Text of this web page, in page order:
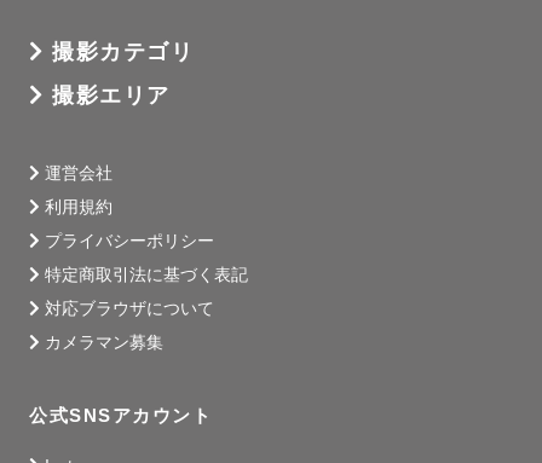
撮影カテゴリ
撮影エリア
運営会社
利用規約
プライバシーポリシー
特定商取引法に基づく表記
対応ブラウザについて
カメラマン募集
公式SNSアカウント